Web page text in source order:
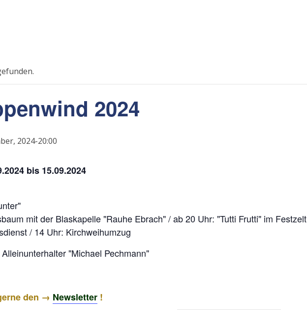
2024
2024-20:00
bis 15.09.2024
mit der Blaskapelle "Rauhe Ebrach" / ab 20 Uhr: "Tutti Frutti" im Festzelt
/ 14 Uhr: Kirchweihumzug
"Michael Pechmann"
den → Newsletter !